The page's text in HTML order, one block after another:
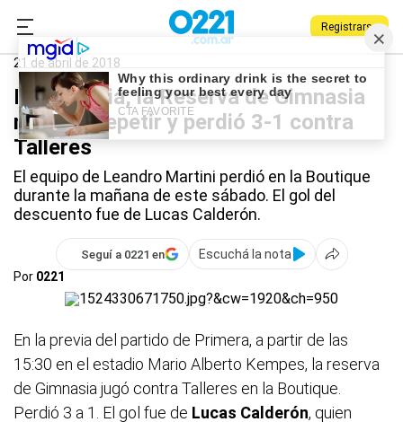
Registrarse
0221.com.ar
Gimnasia
21 de abril de 2018
En la previa, la Reserva de Gimnasia
no pudo repetir y perdió 3-1 contra
Talleres
El equipo de Leandro Martini perdió en la Boutique
durante la mañana de este sábado. El gol del
descuento fue de Lucas Calderón.
Seguí a 0221 en
Escuchá la nota
Por 0221
En la previa del partido de Primera, a partir de las
15:30 en el estadio Mario Alberto Kempes, la reserva
de Gimnasia jugó contra Talleres en la Boutique.
Perdió 3 a 1. El gol fue de Lucas Calderón, quien